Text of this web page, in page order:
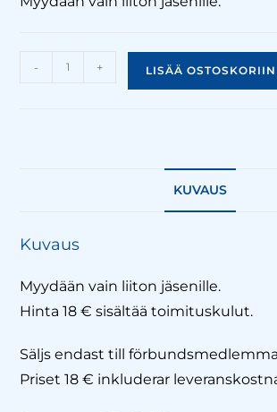
- + LISÄÄ OSTOSKORIIN
KUVAUS
Kuvaus
Myydään vain liiton jäsenille.
Hinta 18 € sisältää toimituskulut.
Säljs endast till
Priset 18 € inkluderar